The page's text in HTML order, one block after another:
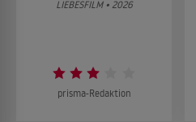
LIEBESFILM • 2026
prisma-Redaktion